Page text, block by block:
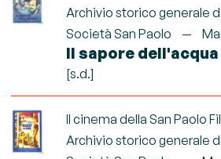
Archivio storico generale
Società San Paolo
Il sapore dell'acqua
[s.d.]
Il cinema della San Paolo
Archivio storico generale